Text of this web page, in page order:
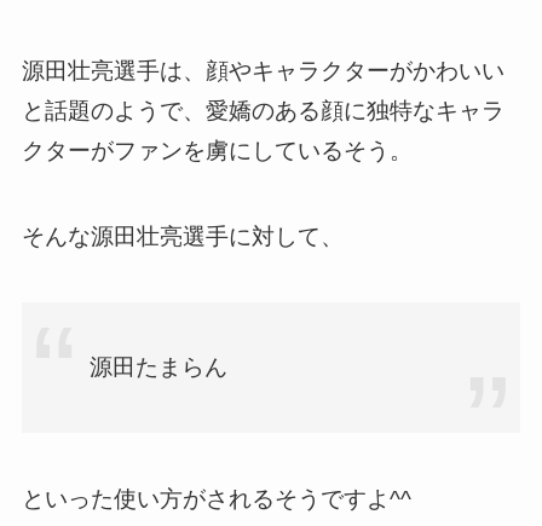
源田壮亮選手は、顔やキャラクターがかわいい
と話題のようで、愛嬌のある顔に独特なキャラ
クターがファンを虜にしているそう。
そんな源田壮亮選手に対して、
源田たまらん
といった使い方がされるそうですよ^^